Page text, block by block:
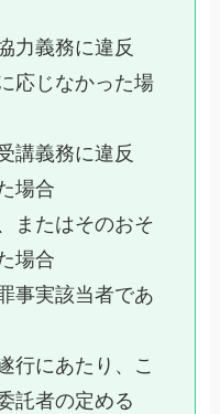
力義務に違反
応じなかった場
講義務に違反
場合
またはそのおそ
場合
事実該当者であ
行にあたり、こ
託者の定める